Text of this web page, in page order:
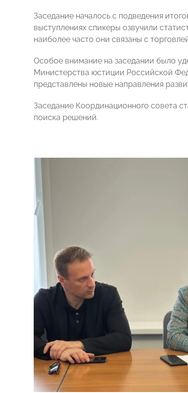
Заседание началось с подведения
выступлениях спикеры озвучили
наиболее часто они связаны с
Особое внимание на заседании было
Министерства юстиции Российской
представлены новые направления
Заседание Координационного совета
поиска решений.